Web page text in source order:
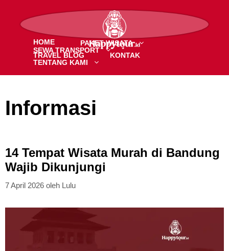
MENU
HOME
PAKET WISATA
SEWA TRANSPORT
TRAVEL BLOG
KONTAK
TENTANG KAMI
Informasi
14 Tempat Wisata Murah di Bandung
Wajib Dikunjungi
7 April 2026 oleh Lulu